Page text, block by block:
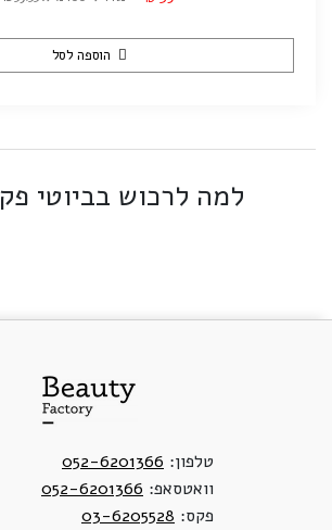
הוספה לסל
למה לרכוש בביוטי
טלפון: 052-6201366
וואטסאפ: 052-6201366
פקס: 03-6205528